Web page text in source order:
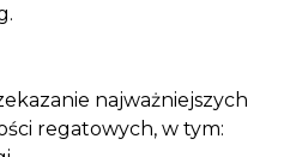
najważniejszych
regatowych, w tym: